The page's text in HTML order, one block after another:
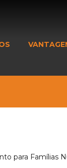
para Famílias